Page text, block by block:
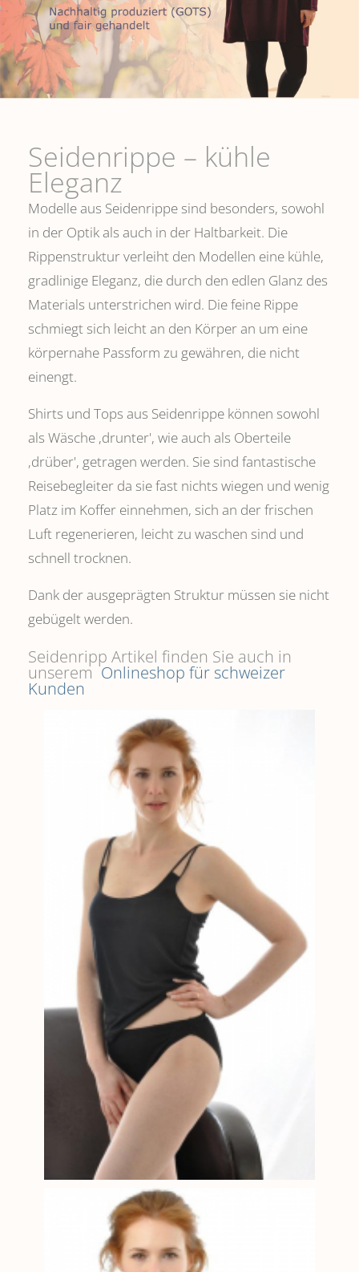
Seidenrippe­ – kühle
Eleganz
Modelle aus Seidenrippe sind besonders, sowohl
in der Optik als auch in der Haltbarkeit. Die
Rippenstruktur verleiht den Modellen eine kühle,
gradlinige Eleganz, die durch den edlen Glanz des
Materials unterstrichen wird. Die feine Rippe
schmiegt sich leicht an den Körper an um eine
körpernahe Passform zu gewähren, die nicht
einengt.
Shirts und Tops aus Seidenrippe können sowohl
als Wäsche ,drunter', wie auch als Oberteile
‚drüber', getragen werden. Sie sind fantastische
Reisebegleiter da sie fast nichts wiegen und wenig
Platz im Koffer einnehmen, sich an der frischen
Luft regenerieren, leicht zu waschen sind und
schnell trocknen.
Dank der ausgeprägten Struktur müssen sie nicht
gebügelt werden.
Seidenripp Artikel finden Sie auch in
unserem Onlineshop für schweizer
Kunden